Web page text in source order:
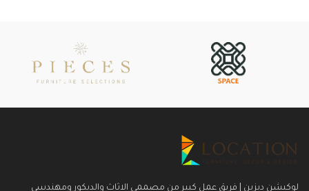
لوكيشن ديزين | فريق عمل كبير من مصممى الاثاث والديكور ومهندسي